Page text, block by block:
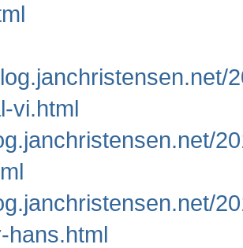
vi.html
hans.html